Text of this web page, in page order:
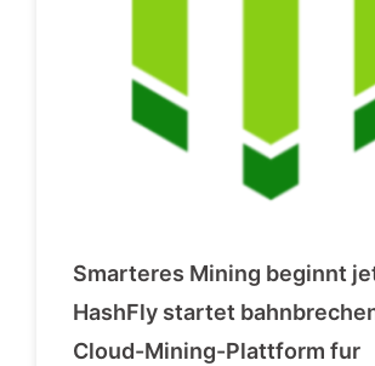
Smarteres Mining beginnt
HashFly startet
Cloud-Mining-Plattform fur